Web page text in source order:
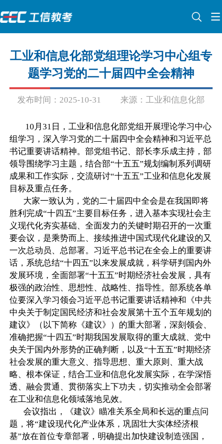
工业和信息化部党组理论学习中心组专
题学习党的二十届四中全会精神
发布时间：2025-10-31 来源：工业和信息化部
10月31日，工业和信息化部党组开展理论学习中心
组学习，深入学习党的二十届四中全会精神和习近平总
书记重要讲话精神。部党组书记、部长李乐成主持，部
领导围绕学习主题，结合部“十五五”规划编制系列调研
成果和工作实际，交流研讨“十五五”工业和信息化发展
目标及重点任务。
大家一致认为，党的二十届四中全会是在我国即将
胜利完成“十四五”主要目标任务，进入基本实现社会主
义现代化夯实基础、全面发力的关键时期召开的一次重
要会议，是乘势而上、接续推进中国式现代化建设的又
一次总动员、总部署。习近平总书记在全会上的重要讲
话，系统总结“十四五”以来发展成就，科学研判国内外
发展环境，全面部署“十五五”时期经济社会发展，具有
极强的政治性、思想性、战略性、指导性。部系统各单
位要深入学习领会习近平总书记重要讲话精神和《中共
中央关于制定国民经济和社会发展第十五个五年规划的
建议》（以下简称《建议》）的重大部署，深刻领会、
准确把握“十四五”时期我国发展取得的重大成就、党中
央关于国内外形势的正确判断，以及“十五五”时期经济
社会发展的重大意义、指导思想、重大原则、重大战
略、根本保证，结合工业和信息化发展实际，在学深悟
透、融会贯通、贯彻落实上下功夫，切实推动全会部署
在工业和信息化领域落地见效。
会议指出，《建议》瞄准关系全局和长远的重点问
题，将“建设现代化产业体系，巩固壮大实体经济根
基”放在首位专章部署，明确提出加快建设制造强国，